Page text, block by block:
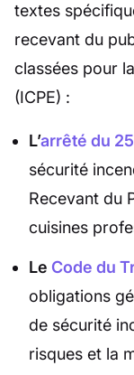
textes
recevant du
classées pour
(ICPE) :
L’arrêté du
sécurité
Recevant du
cuisines
Le Code du
obligations
de sécurité
risques et la